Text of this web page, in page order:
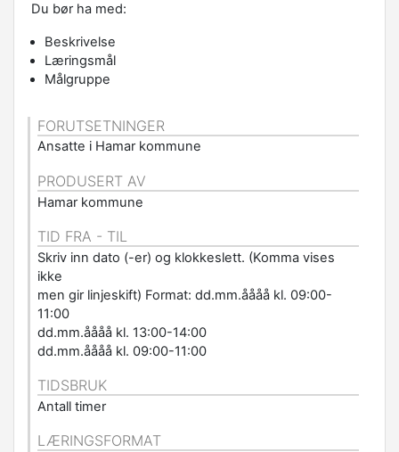
Du bør ha med:
Beskrivelse
Læringsmål
Målgruppe
FORUTSETNINGER
Ansatte i Hamar kommune
PRODUSERT AV
Hamar kommune
TID FRA - TIL
Skriv inn dato (-er) og klokkeslett. (Komma vises
ikke
men gir linjeskift) Format: dd.mm.åååå kl. 09:00-
11:00
dd.mm.åååå kl. 13:00-14:00
dd.mm.åååå kl. 09:00-11:00
TIDSBRUK
Antall timer
LÆRINGSFORMAT